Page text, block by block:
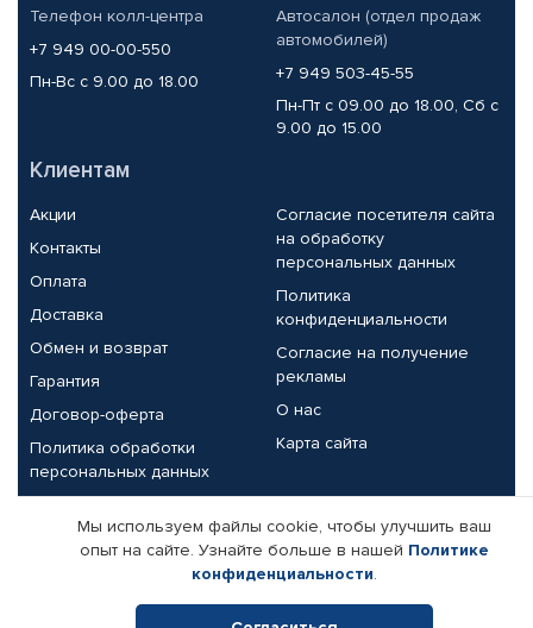
Телефон колл-центра
+7 949 00-00-550
Пн-Вс с 9.00 до 18.00
Автосалон (отдел продаж
автомобилей)
+7 949 503-45-55
Пн-Пт с 09.00 до 18.00, Сб с
9.00 до 15.00
Клиентам
Акции
Контакты
Оплата
Доставка
Обмен и возврат
Гарантия
Договор-оферта
Политика обработки
персональных данных
Согласие посетителя сайта
на обработку
персональных данных
Политика
конфиденциальности
Согласие на получение
рекламы
О нас
Карта сайта
Партнерам
Корпоративным клиентам
Поставщикам
Реквизиты компании
Мы используем файлы cookie, чтобы улучшить ваш
опыт на сайте. Узнайте больше в нашей Политике
конфиденциальности.